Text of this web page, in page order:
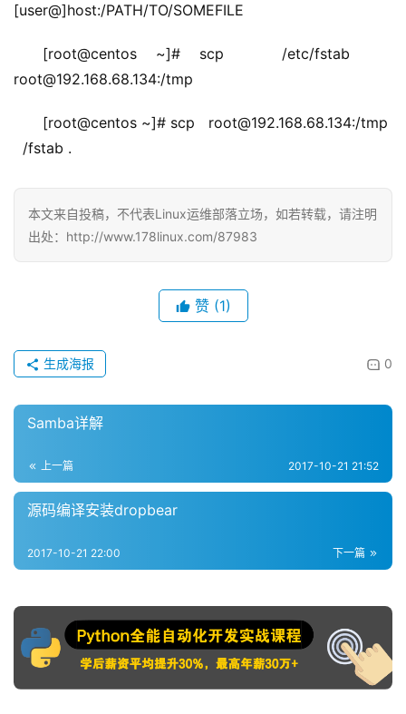
[user@]host:/PATH/TO/SOMEFILE
[root@centos ~]# scp   /etc/fstab
root@192.168.68.134:/tmp
[root@centos ~]# scp   root@192.168.68.134:/tmp
/fstab .
本文来自投稿，不代表Linux运维部落立场，如若转载，请注明
出处：http://www.178linux.com/87983
赞 (1)
0
生成海报
Samba详解
上一篇 2017-10-21 21:52
源码编译安装dropbear
下一篇
2017-10-21 22:00